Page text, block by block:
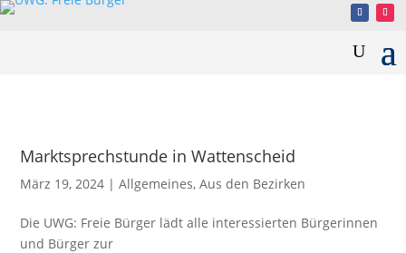
Marktsprechstunde in Wattenscheid
März 19, 2024 |Allgemeines,Aus den Bezirken
Die UWG: Freie Bürger lädt alle interessierten Bürgerinnen
und Bürger zur